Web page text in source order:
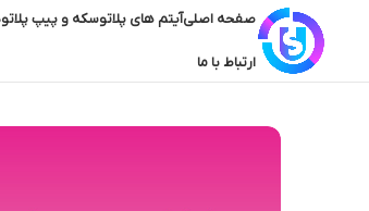
صفحه اصلیآیتم های پلاتوسکه و پیپ پلاتو
ارتباط با ما